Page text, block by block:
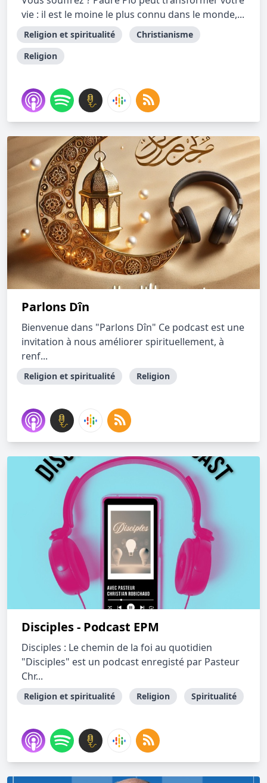
vie : il est le moine le plus connu dans le monde,...
Religion et spiritualité
Christianisme
Religion
Parlons Dîn
Bienvenue dans "Parlons Dîn" Ce podcast est une
invitation à nous améliorer spirituellement, à
renf...
Religion et spiritualité Religion
Disciples - Podcast EPM
Disciples : Le chemin de la foi au quotidien
"Disciples" est un podcast enregisté par Pasteur
Chr...
Religion et spiritualité Religion Spiritualité